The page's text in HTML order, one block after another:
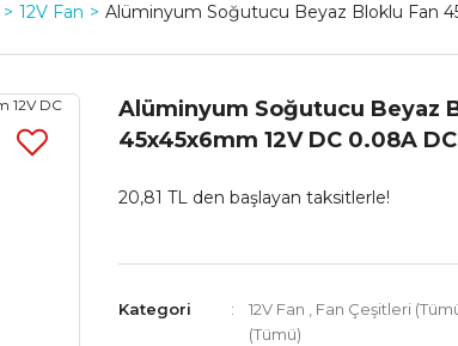
12V Fan Alüminyum Soğutucu Beyaz Bloklu Fan
Alüminyum Soğutucu Beyaz
45x45x6mm 12V DC 0.08A
20,81 TL den başlayan taksitlerle!
Kategori 12V Fan Fan Çeşitleri
(Tümü)